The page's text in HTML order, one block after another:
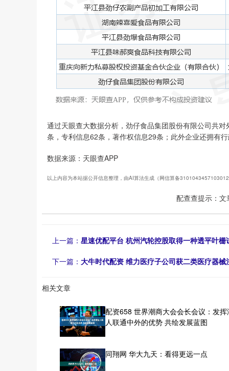
通过天眼查大数据分析，劲仔食品集团股份有限公司共
条，专利信息62条，著作权信息29条；此外企业还拥有
数据来源：天眼查APP
以上内容为本站据公开信息整理，由AI算法生成（网信算备
配查查提示：
上一篇： 星速优配平台 杭州汽轮控股取得一种透平叶
下一篇： 大牛时代配资 维力医疗子公司获二类医疗器械
相关文章
配资658 世界潮商大会会长会议：发挥
人联通中外的优势 共绘发展蓝图
同翔网 华大九天：看得更远一点